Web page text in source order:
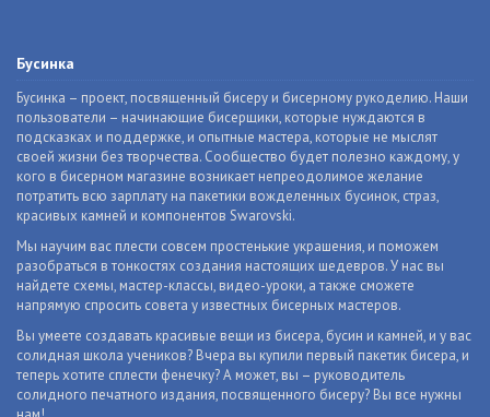
Бусинка
Бусинка – проект, посвященный бисеру и бисерному рукоделию. Наши
пользователи – начинающие бисерщики, которые нуждаются в
подсказках и поддержке, и опытные мастера, которые не мыслят
своей жизни без творчества. Сообщество будет полезно каждому, у
кого в бисерном магазине возникает непреодолимое желание
потратить всю зарплату на пакетики вожделенных бусинок, страз,
красивых камней и компонентов Swarovski.
Мы научим вас плести совсем простенькие украшения, и поможем
разобраться в тонкостях создания настоящих шедевров. У нас вы
найдете схемы, мастер-классы, видео-уроки, а также сможете
напрямую спросить совета у известных бисерных мастеров.
Вы умеете создавать красивые вещи из бисера, бусин и камней, и у вас
солидная школа учеников? Вчера вы купили первый пакетик бисера, и
теперь хотите сплести фенечку? А может, вы – руководитель
солидного печатного издания, посвященного бисеру? Вы все нужны